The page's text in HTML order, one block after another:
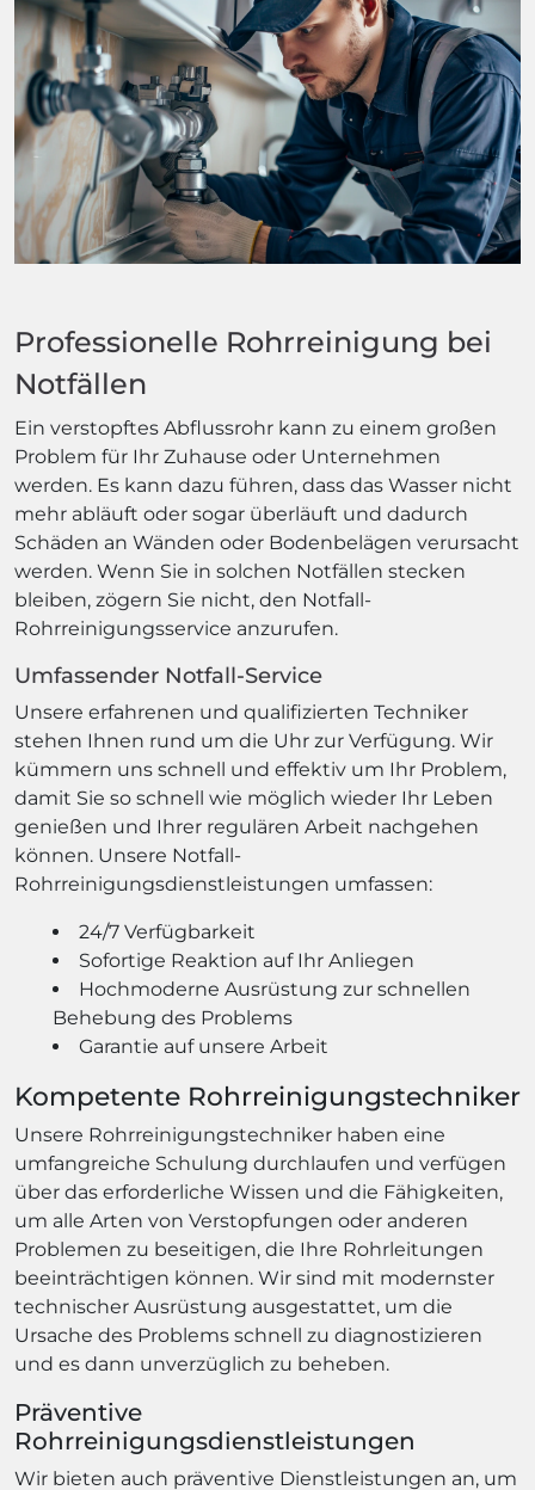
Professionelle Rohrreinigung bei
Notfällen
Ein verstopftes Abflussrohr kann zu einem großen
Problem für Ihr Zuhause oder Unternehmen
werden. Es kann dazu führen, dass das Wasser nicht
mehr abläuft oder sogar überläuft und dadurch
Schäden an Wänden oder Bodenbelägen verursacht
werden. Wenn Sie in solchen Notfällen stecken
bleiben, zögern Sie nicht, den Notfall-
Rohrreinigungsservice anzurufen.
Umfassender Notfall-Service
Unsere erfahrenen und qualifizierten Techniker
stehen Ihnen rund um die Uhr zur Verfügung. Wir
kümmern uns schnell und effektiv um Ihr Problem,
damit Sie so schnell wie möglich wieder Ihr Leben
genießen und Ihrer regulären Arbeit nachgehen
können. Unsere Notfall-
Rohrreinigungsdienstleistungen umfassen:
24/7 Verfügbarkeit
Sofortige Reaktion auf Ihr Anliegen
Hochmoderne Ausrüstung zur schnellen
Behebung des Problems
Garantie auf unsere Arbeit
Kompetente Rohrreinigungstechniker
Unsere Rohrreinigungstechniker haben eine
umfangreiche Schulung durchlaufen und verfügen
über das erforderliche Wissen und die Fähigkeiten,
um alle Arten von Verstopfungen oder anderen
Problemen zu beseitigen, die Ihre Rohrleitungen
beeinträchtigen können. Wir sind mit modernster
technischer Ausrüstung ausgestattet, um die
Ursache des Problems schnell zu diagnostizieren
und es dann unverzüglich zu beheben.
Präventive
Rohrreinigungsdienstleistungen
Wir bieten auch präventive Dienstleistungen an, um